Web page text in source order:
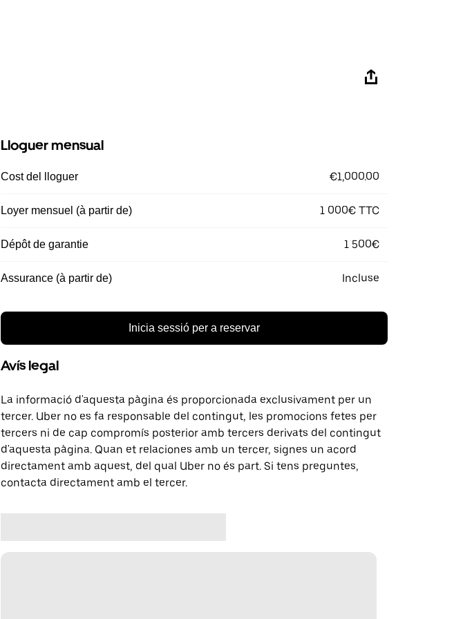
Lloguer mensual
Cost del lloguer €1,000.00
Loyer mensuel (à partir de) 1 000€ TTC
Dépôt de garantie 1 500€
Assurance (à partir de) Incluse
Inicia sessió per a reservar
Avís legal
La informació d'aquesta pàgina és proporcionada exclusivament per un
tercer. Uber no es fa responsable del contingut, les promocions fetes per
tercers ni de cap compromís posterior amb tercers derivats del contingut
d'aquesta pàgina. Quan et relaciones amb un tercer, signes un acord
directament amb aquest, del qual Uber no és part. Si tens preguntes,
contacta directament amb el tercer.